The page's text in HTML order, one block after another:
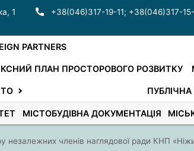
1 +38(046)317-19-11; +38(046)317-
PARTNERS
ПЛАН ПРОСТОРОВОГО РОЗВИТКУ
МІСТОБУДІВНА ДОКУМЕНТАЦІЯ
членів наглядової ради КНП